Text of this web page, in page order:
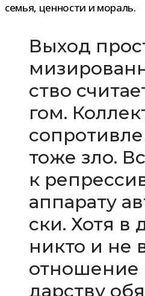
семья, цен­но­сти и мораль.
Выход
ство
гом.
тоже зло.
к
аппа­рату
ски. Хотя в
никто и не
отно­ше­ние
дар­ству